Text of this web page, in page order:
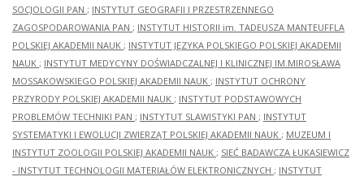
SOCJOLOGII PAN ; INSTYTUT GEOGRAFII I PRZESTRZENNEGO
ZAGOSPODAROWANIA PAN ; INSTYTUT HISTORII im. TADEUSZA MANTEUFFLA
POLSKIEJ AKADEMII NAUK ; INSTYTUT JĘZYKA POLSKIEGO POLSKIEJ AKADEMII
NAUK ; INSTYTUT MEDYCYNY DOŚWIADCZALNEJ I KLINICZNEJ IM.MIROSŁAWA
MOSSAKOWSKIEGO POLSKIEJ AKADEMII NAUK ; INSTYTUT OCHRONY
PRZYRODY POLSKIEJ AKADEMII NAUK ; INSTYTUT PODSTAWOWYCH
PROBLEMÓW TECHNIKI PAN ; INSTYTUT SLAWISTYKI PAN ; INSTYTUT
SYSTEMATYKI I EWOLUCJI ZWIERZĄT POLSKIEJ AKADEMII NAUK ; MUZEUM I
INSTYTUT ZOOLOGII POLSKIEJ AKADEMII NAUK ; SIEĆ BADAWCZA ŁUKASIEWICZ
- INSTYTUT TECHNOLOGII MATERIAŁÓW ELEKTRONICZNYCH ; INSTYTUT